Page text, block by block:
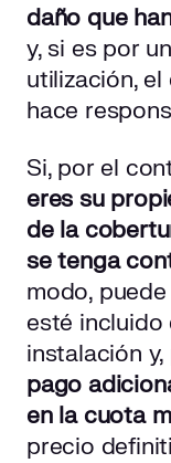
daño que
y, si es por
utilización,
hace
Si, por el
eres su
de la
se tenga
modo,
esté incluido
instalación
pago
en la cuota
precio